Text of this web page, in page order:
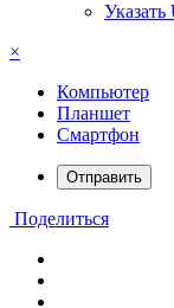
×
Компьютер
Планшет
Смартфон
Отправить
Поделиться